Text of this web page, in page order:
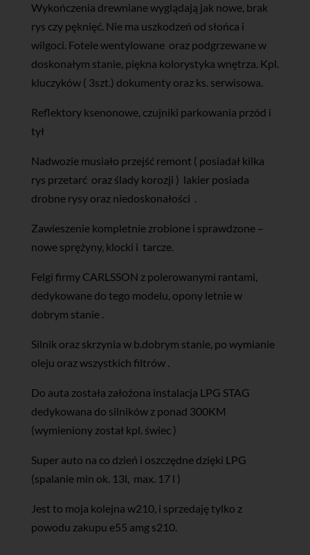
Wykończenia drewniane wyglądają jak nowe, brak
rys czy pęknięć. Nie ma uszkodzeń od słońca i
wilgoci. Fotele wentylowane oraz podgrzewane w
doskonałym stanie, piękna kolorystyka wnętrza. Kpl.
kluczyków ( 3szt.) dokumenty oraz ks. serwisowa.
Reflektory ksenonowe, czujniki parkowania przód i
tył
Nadwozie musiało przejść remont ( posiadał kilka
rys przetarć oraz ślady korozji ) lakier posiada
drobne rysy oraz niedoskonałości .
Zawieszenie kompletnie zrobione i sprawdzone –
nowe sprężyny, klocki i tarcze.
Felgi firmy CARLSSON z polerowanymi rantami,
dedykowane do tego modelu, opony letnie w
dobrym stanie .
Silnik oraz skrzynia w b.dobrym stanie, po wymianie
oleju oraz wszystkich filtrów .
Do auta została założona instalacja LPG STAG
dedykowana do silników z ponad 300KM
(wymieniony został kpl. świec )
Super auto na co dzień i oszczędne dzięki LPG
(spalanie min ok. 13l, max. 17 l )
Jest to moja kolejna w210, i sprzedaję tylko z
powodu zakupu e55 amg s210.